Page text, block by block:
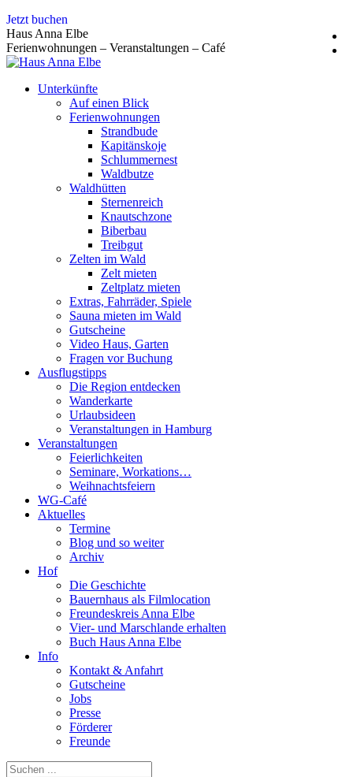
Zum
Inhalt
springen
Jetzt buchen
Haus Anna Elbe
Ferienwohnungen – Veranstaltungen – Café
Unterkünfte
Auf einen Blick
Ferienwohnungen
Strandbude
Kapitänskoje
Schlummernest
Waldbutze
Waldhütten
Sternenreich
Knautschzone
Biberbau
Treibgut
Zelten im Wald
Zelt mieten
Zeltplatz mieten
Extras, Fahrräder, Spiele
Sauna mieten im Wald
Gutscheine
Video Haus, Garten
Fragen vor Buchung
Ausflugstipps
Die Region entdecken
Wanderkarte
Urlaubsideen
Veranstaltungen in Hamburg
Veranstaltungen
Feierlichkeiten
Seminare, Workations…
Weihnachtsfeiern
WG-Café
Aktuelles
Termine
Blog und so weiter
Archiv
Hof
Die Geschichte
Bauernhaus als Filmlocation
Freundeskreis Anna Elbe
Vier- und Marschlande erhalten
Buch Haus Anna Elbe
Info
Kontakt & Anfahrt
Gutscheine
Jobs
Presse
Förderer
Freunde
Search: